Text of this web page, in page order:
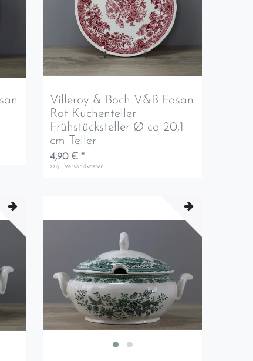
Villeroy & Boch V&B Fasan
Rot Kuchenteller
Frühstücksteller Ø ca 20,1
cm Teller
4,90 € *
zzgl. Versandkosten